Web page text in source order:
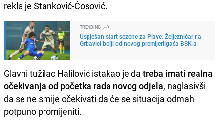
rekla je Stanković-Ćosović.
TRENDING
Uspješan start sezone za Plave: Željezničar na
Grbavici bolji od novog premijerligaša BSK-a
Glavni tužilac Halilović istakao je da treba imati realna
očekivanja od početka rada novog odjela, naglasivši
da se ne smije očekivati da će se situacija odmah
potpuno promijeniti.